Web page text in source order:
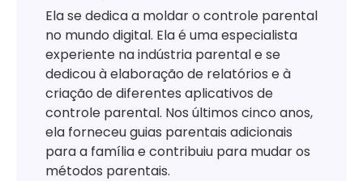
Ela se dedica a moldar o controle parental
no mundo digital. Ela é uma especialista
experiente na indústria parental e se
dedicou à elaboração de relatórios e à
criação de diferentes aplicativos de
controle parental. Nos últimos cinco anos,
ela forneceu guias parentais adicionais
para a família e contribuiu para mudar os
métodos parentais.